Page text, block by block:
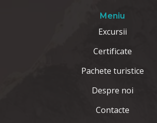
Meniu
Excursii
Certificate
Pachete turistice
Despre noi
Contacte